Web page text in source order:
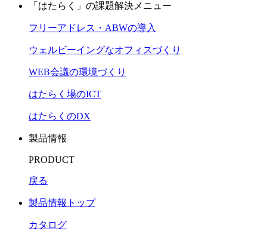
「はたらく」の課題解決メニュー
フリーアドレス・ABWの導入
ウェルビーイングなオフィスづくり
WEB会議の環境づくり
はたらく場のICT
はたらくのDX
製品情報
PRODUCT
戻る
製品情報トップ
カタログ